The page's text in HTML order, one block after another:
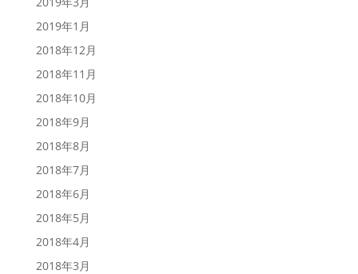
2019年1月
2018年12月
2018年11月
2018年10月
2018年9月
2018年8月
2018年7月
2018年6月
2018年5月
2018年4月
2018年3月